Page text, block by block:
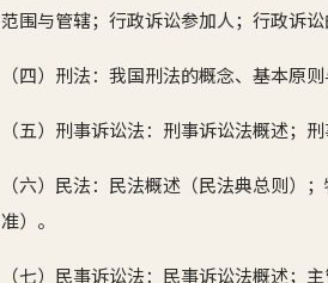
范围与管辖；行政诉讼参加人；行政诉讼
（四）刑法：我国刑法的概念、基本原
（五）刑事诉讼法：刑事诉讼法概述；
（六）民法：民法概述（民法典总则）
准）。
（七）民事诉讼法：民事诉讼法概述；